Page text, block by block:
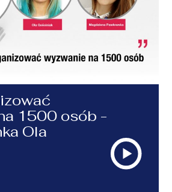
1500 osób -
Ola